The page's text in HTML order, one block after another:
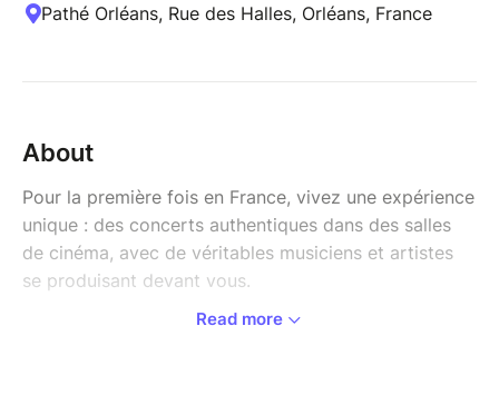
Pathé Orléans, Rue des Halles, Orléans, France
About
Pour la première fois en France, vivez une expérience
unique : des concerts authentiques dans des salles
de cinéma, avec de véritables musiciens et artistes
se produisant devant vous.
Read more